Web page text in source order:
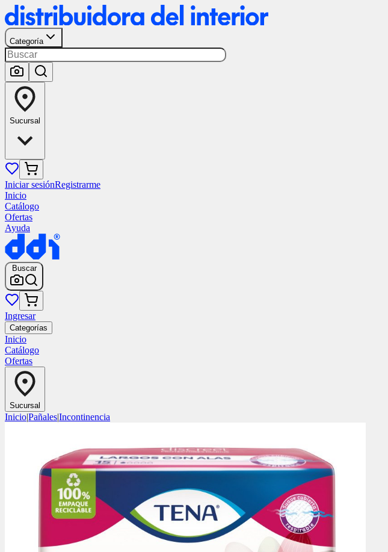
Categoría
Sucursal
Iniciar sesiónRegistrarme
Inicio
Catálogo
Ofertas
Ayuda
Buscar
Ingresar
Categorías
Inicio
Catálogo
Ofertas
Sucursal
Inicio|Pañales|Incontinencia